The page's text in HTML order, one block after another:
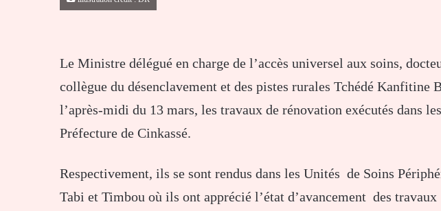
Le Ministre délégué en charge de l’accès universel aux soins,
collègue du désenclavement et des pistes rurales Tchédé Kanfitine
l’après-midi du 13 mars, les travaux de rénovation exécutés dans
Préfecture de Cinkassé.
Respectivement, ils se sont rendus dans les Unités de Soins
Tabi et Timbou où ils ont apprécié l’état d’avancement des